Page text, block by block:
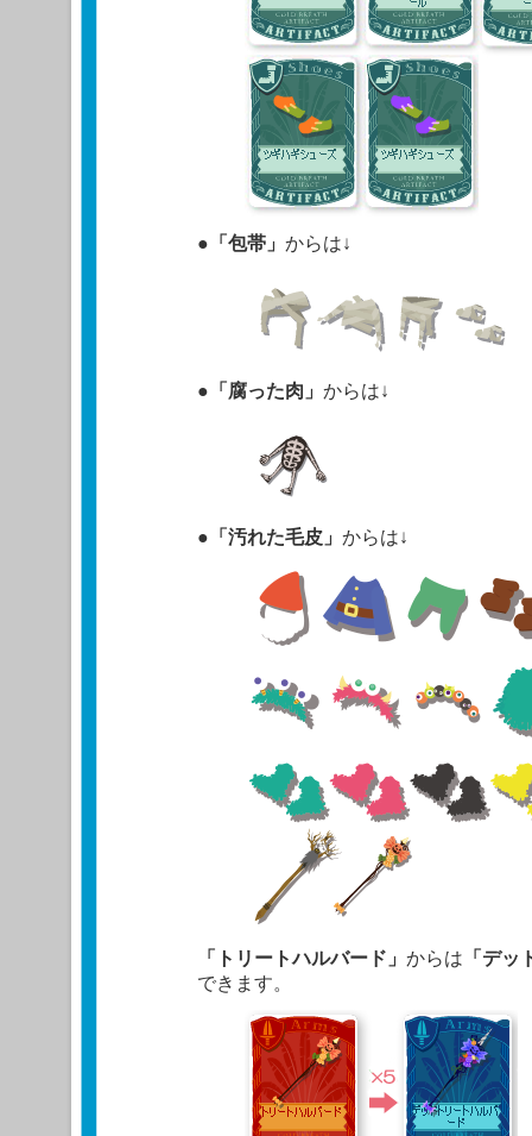
● 「包帯」 からは↓
● 「腐った肉」 からは↓
● 「汚れた毛皮」 からは↓
「トリートハルバード」 からは 「デ
できます。